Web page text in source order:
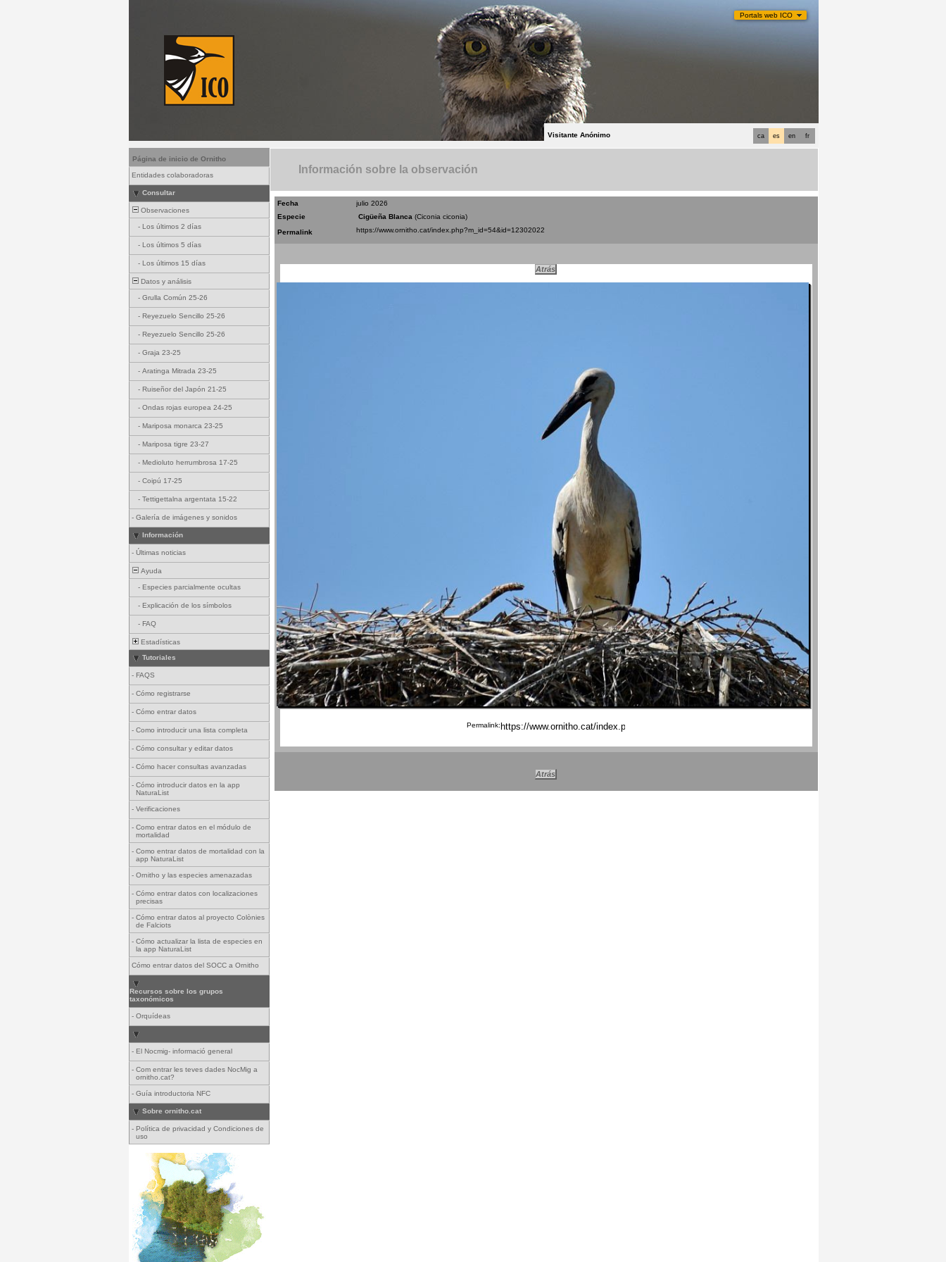
Portals web ICO
fr
en
es
ca
Visitante Anónimo
Página de inicio de Ornitho
Entidades colaboradoras
Consultar
Observaciones
- Los últimos 2 días
- Los últimos 5 días
- Los últimos 15 días
Datos y análisis
- Grulla Común 25-26
- Reyezuelo Sencillo 25-26
- Reyezuelo Sencillo 25-26
- Graja 23-25
- Aratinga Mitrada 23-25
- Ruiseñor del Japón 21-25
- Ondas rojas europea 24-25
- Mariposa monarca 23-25
- Mariposa tigre 23-27
- Medioluto herrumbrosa 17-25
- Coipú 17-25
- Tettigettalna argentata 15-22
- Galería de imágenes y sonidos
Información
- Últimas noticias
Ayuda
- Especies parcialmente ocultas
- Explicación de los símbolos
- FAQ
Estadísticas
Tutoriales
- FAQS
- Cómo registrarse
- Cómo entrar datos
- Como introducir una lista completa
- Cómo consultar y editar datos
- Cómo hacer consultas avanzadas
- Cómo introducir datos en la app
NaturaList
- Verificaciones
- Como entrar datos en el módulo de
mortalidad
- Como entrar datos de mortalidad con la
app NaturaList
- Ornitho y las especies amenazadas
- Cómo entrar datos con localizaciones
precisas
- Cómo entrar datos al proyecto Colònies
de Falciots
- Cómo actualizar la lista de especies en
la app NaturaList
Cómo entrar datos del SOCC a Ornitho
Recursos sobre los grupos
taxonómicos
- Orquídeas
- El Nocmig- informació general
- Com entrar les teves dades NocMig a
ornitho.cat?
- Guía introductoria NFC
Sobre ornitho.cat
- Política de privacidad y Condiciones de
uso
Información sobre la observación
Fecha
julio 2026
Especie
Cigüeña Blanca (Ciconia ciconia)
Permalink
Permalink: